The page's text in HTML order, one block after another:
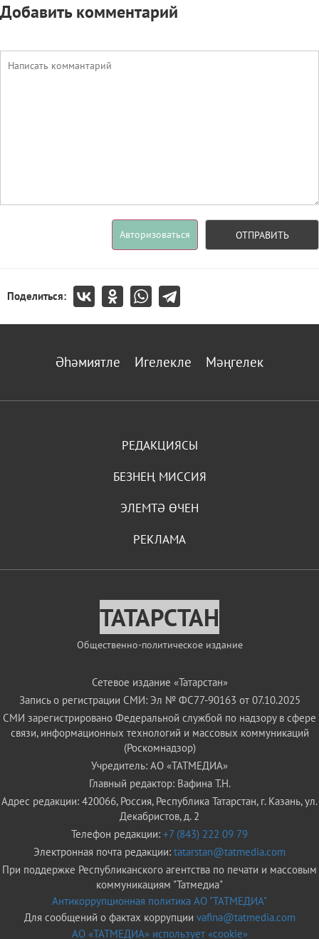
Добавить комментарий
Авторизоваться ОТПРАВИТЬ
Поделиться:
Әһәмиятле Игелекле Мәңгелек
РЕДАКЦИЯСЫ
БЕЗНЕҢ МИССИЯ
ЭЛЕМТӘ ӨЧЕН
РЕКЛАМА
ТАТАРСТАН
Общественно-политическое издание
Сетевое издание «Татарстан»
Запись о регистрации СМИ: Эл № ФС77-90163 от 07.10.2025
СМИ зарегистрировано Федеральной службой по надзору в сфере
связи, информационных технологий и массовых коммуникаций
(Роскомнадзор)
Учредитель: АО «ТАТМЕДИА»
Главный редактор: Вафина Т.Н.
Адрес редакции: 420066, Россия, Республика Татарстан, г. Казань, ул.
Декабристов, д. 2
Телефон редакции: +7 (843) 222 09 79
Электронная почта редакции: tatarstan@tatmedia.com
При поддержке Республиканского агентства по печати и массовым
коммуникациям "Татмедиа"
Антикоррупционная политика АО "ТАТМЕДИА"
Для сообщений о фактах коррупции vafina@tatmedia.com
АО «ТАТМЕДИА» использует «cookie»